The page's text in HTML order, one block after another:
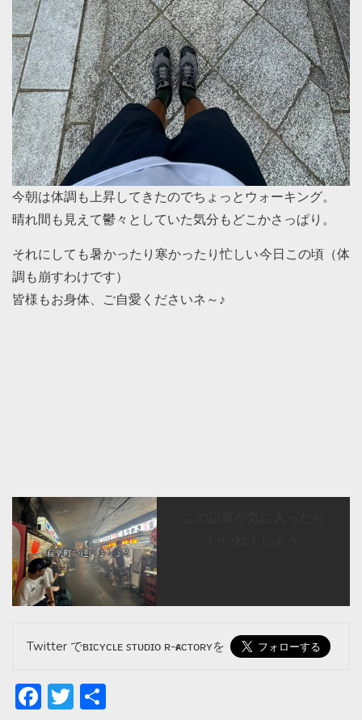
今朝は体調も上昇してきたのでちょっとウォーキング。
晴れ間も見えて鬱々としていた気分もどこかさっぱり。
それにしても暑かったり寒かったり忙しい今日この頃（体
調も崩すわけです）
皆様もお身体、ご自愛くださいネ～♪
Twitter でʙɪᴄʏᴄʟᴇ sᴛᴜᴅɪᴏ ʀ-ғᴀᴄᴛᴏʀʏを
Facebook
Twitter